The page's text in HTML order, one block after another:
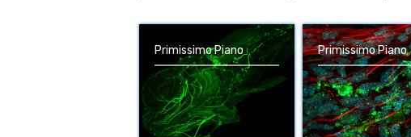
Primissimo Piano Primissimo Piano